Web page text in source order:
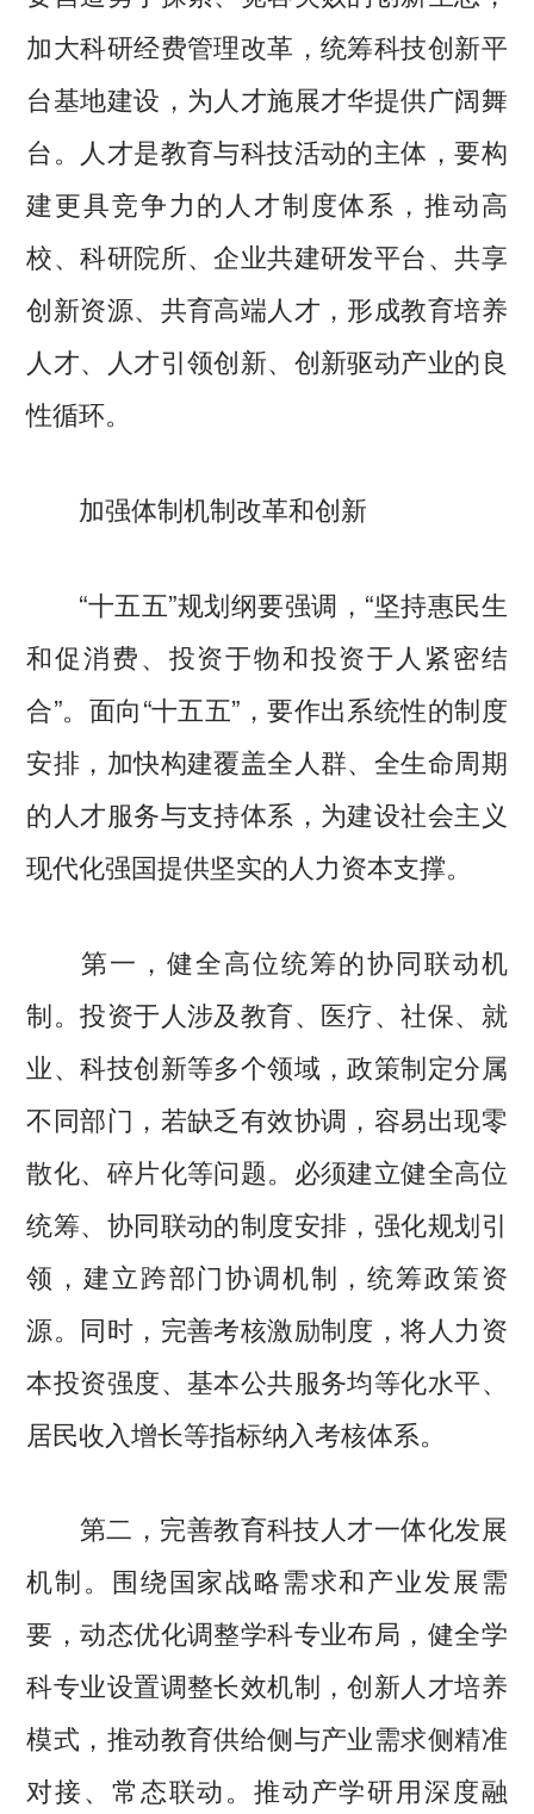
加大科研经费管理改革，统筹科技创新平
台基地建设，为人才施展才华提供广阔舞
台。人才是教育与科技活动的主体，要构
建更具竞争力的人才制度体系，推动高
校、科研院所、企业共建研发平台、共享
创新资源、共育高端人才，形成教育培养
人才、人才引领创新、创新驱动产业的良
性循环。
加强体制机制改革和创新
“十五五”规划纲要强调，“坚持惠民生
和促消费、投资于物和投资于人紧密结
合”。面向“十五五”，要作出系统性的制度
安排，加快构建覆盖全人群、全生命周期
的人才服务与支持体系，为建设社会主义
现代化强国提供坚实的人力资本支撑。
第一，健全高位统筹的协同联动机
制。投资于人涉及教育、医疗、社保、就
业、科技创新等多个领域，政策制定分属
不同部门，若缺乏有效协调，容易出现零
散化、碎片化等问题。必须建立健全高位
统筹、协同联动的制度安排，强化规划引
领，建立跨部门协调机制，统筹政策资
源。同时，完善考核激励制度，将人力资
本投资强度、基本公共服务均等化水平、
居民收入增长等指标纳入考核体系。
第二，完善教育科技人才一体化发展
机制。围绕国家战略需求和产业发展需
要，动态优化调整学科专业布局，健全学
科专业设置调整长效机制，创新人才培养
模式，推动教育供给侧与产业需求侧精准
对接、常态联动。推动产学研用深度融